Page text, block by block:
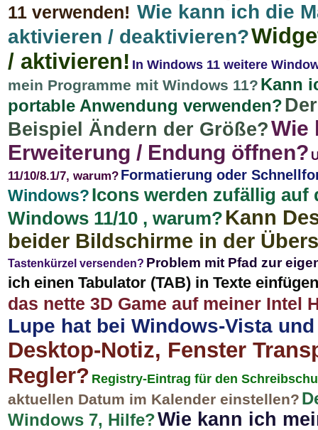
11 verwenden! Wie kann ich die
aktivieren / deaktivieren?
/ aktivieren! In Windows 11 weitere
mein Programme mit Windows 11? Kann
portable Anwendung verwenden?
Beispiel Ändern der Größe?Wie
Erweiterung / Endung öffnen?
11/10/8.1/7, warum? Formatierung oder
Windows?Icons werden zufällig
Windows 11/10 , warum? Kann
beider Bildschirme in der
Tastenkürzel versenden? Problem mit Pfad zur
ich einen Tabulator (TAB) in Texte
das nette 3D Game auf meiner Intel
Lupe hat bei Windows-Vista
Desktop-Notiz, Fenster
Regler? Registry-Eintrag für den
aktuellen Datum im Kalender einstellen?
Windows 7, Hilfe?Wie kann ich